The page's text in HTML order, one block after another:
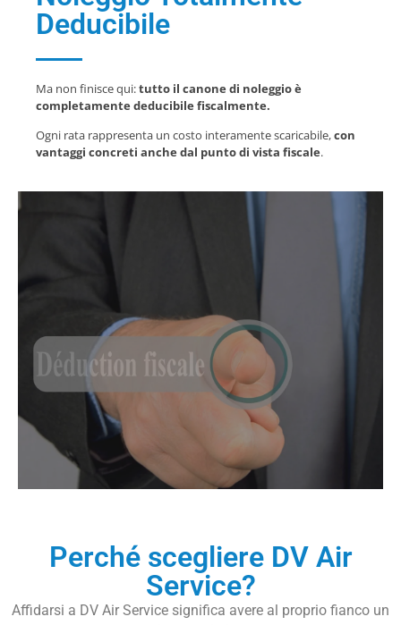
Deducibile
Ma non finisce qui:tutto il canone di noleggio è
completamente deducibile fiscalmente.
Ogni rata rappresenta un costo interamente scaricabile,con
vantaggi concreti anche dal punto di vista fiscale.
Perché scegliere DV Air
Service?
Affidarsi a DV Air Service significa avere al proprio fianco un